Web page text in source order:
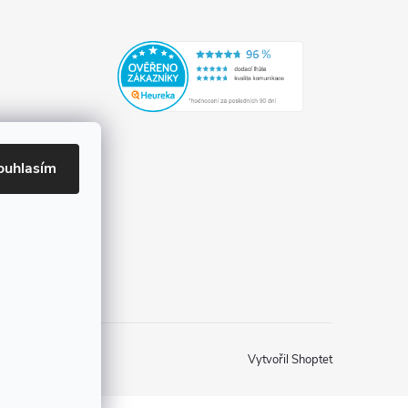
Vytvořil Shoptet